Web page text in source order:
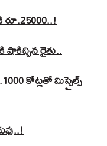
రైతు..
కోట్లతో మిస్సైల్స్